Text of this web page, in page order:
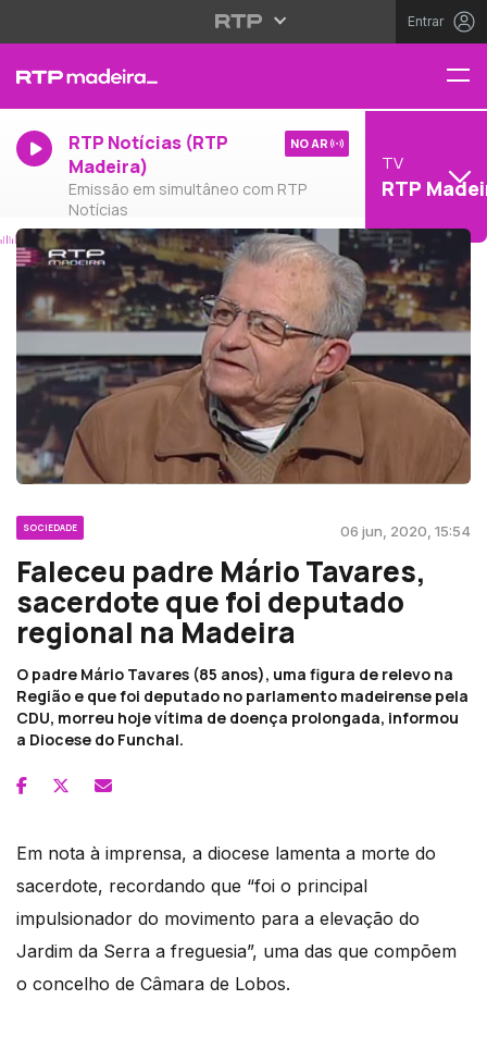
Entrar
RTP Notícias (RTP
Madeira)
Emissão em simultâneo com RTP
Notícias
NO AR
TV
RTP
SOCIEDADE 06 jun, 2020, 15:54
Faleceu padre Mário Tavares,
sacerdote que foi deputado
regional na Madeira
O padre Mário Tavares (85 anos), uma figura de relevo na
Região e que foi deputado no parlamento madeirense pela
CDU, morreu hoje vítima de doença prolongada, informou
a Diocese do Funchal.
Em nota à imprensa, a diocese lamenta a morte do
sacerdote, recordando que “foi o principal
impulsionador do movimento para a elevação do
Jardim da Serra a freguesia”, uma das que compõem
o concelho de Câmara de Lobos.